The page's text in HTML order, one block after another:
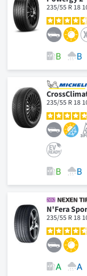
235/55 R 18
235/55 R 18
N'Fera
235/55 R 18